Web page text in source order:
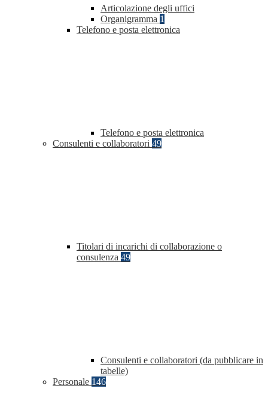
Articolazione degli uffici
Organigramma 1
Telefono e posta elettronica
Telefono e posta elettronica
Consulenti e collaboratori 49
Titolari di incarichi di collaborazione o
consulenza 49
Consulenti e collaboratori (da pubblicare in
tabelle)
Personale 146